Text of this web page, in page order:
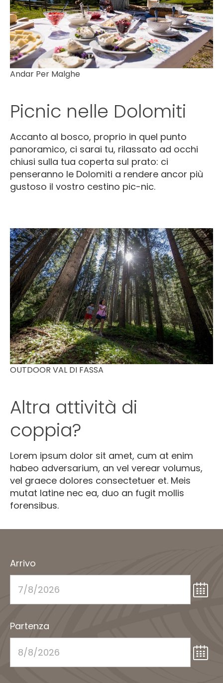
Picnic nelle Dolomiti
Accanto al bosco, proprio in quel punto
panoramico, ci sarai tu, rilassato ad occhi
chiusi sulla tua coperta sul prato: ci
penseranno le Dolomiti a rendere ancor più
gustoso il vostro cestino pic-nic.
Andar Per Malghe
OUTDOOR VAL DI FASSA
Altra attività di
coppia?
Lorem ipsum dolor sit amet, cum at enim
habeo adversarium, an vel verear volumus,
vel graece dolores consectetuer et. Meis
mutat latine nec ea, duo an fugit mollis
forensibus.
Arrivo
Partenza